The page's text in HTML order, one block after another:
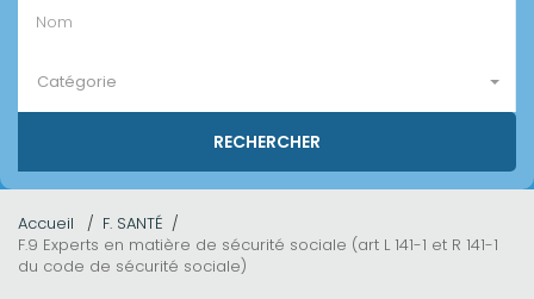
Catégorie
Accueil
F. SANTÉ
F.9 Experts en matière de sécurité sociale (art L 141-1 et R 141-1
du code de sécurité sociale)